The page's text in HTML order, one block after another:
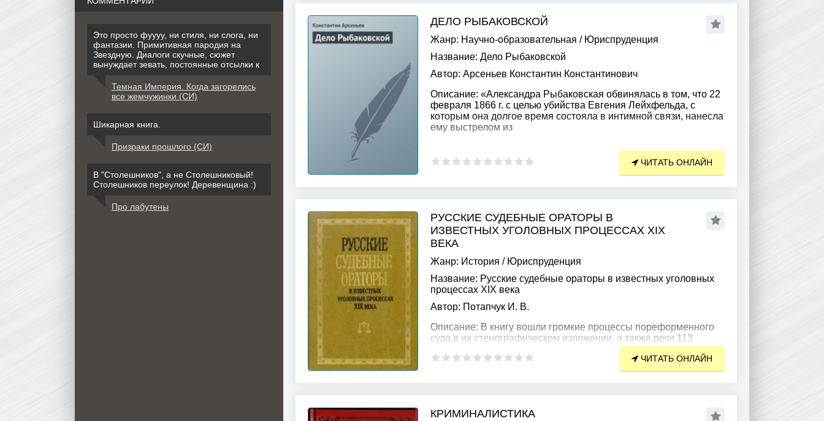
ДЕЛО РЫБАКОВСКОЙ
Жанр: Научно-образовательная / Юриспруденция
Название: Дело Рыбаковской
Автор: Арсеньев Константин Константинович
Описание: «Александра Рыбаковская обвинялась в том, что 22
февраля 1866 г. с целью убийства Евгения Лейхфельда, с
которым она долгое время состояла в интимной связи, нанесла
ему выстрелом из
ЧИТАТЬ ОНЛАЙН
РУССКИЕ СУДЕБНЫЕ ОРАТОРЫ В
ИЗВЕСТНЫХ УГОЛОВНЫХ ПРОЦЕССАХ XIX
ВЕКА
Жанр: История / Юриспруденция
Название: Русские судебные ораторы в известных уголовных
процессах XIX века
Автор: Потапчук И. В.
Описание: В книгу вошли громкие процессы пореформенного
суда в их стенографическом изложении, а также речи 113
юристов, произнесённые на этих процессах, которые касаются
самой разнообразной категории
ЧИТАТЬ ОНЛАЙН
КРИМИНАЛИСТИКА
Это просто фуууу, ни стиля, ни слога, ни
фантазии. Примитивная пародия на
Звездную. Диалоги скучные, сюжет
вынуждает зевать, постоянные отсылки к
Темная Империя. Когда загорелись
все жемчужинки (СИ)
Шикарная книга.
Призраки прошлого (СИ)
В "Столешников", а не Столешниковый!
Столешников переулок! Деревенщина :)
Про лабутены